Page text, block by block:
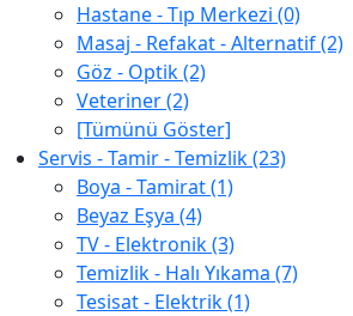
Hastane - Tıp Merkezi (0)
Masaj - Refakat - Alternatif (2)
Göz - Optik (2)
Veteriner (2)
[Tümünü Göster]
Servis - Tamir - Temizlik (23)
Boya - Tamirat (1)
Beyaz Eşya (4)
TV - Elektronik (3)
Temizlik - Halı Yıkama (7)
Tesisat - Elektrik (1)